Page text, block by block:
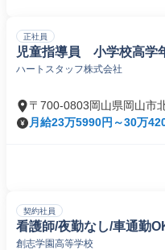
正社員
児童指導員 小学校高学
ハートスタッフ株式会社
〒700-0803岡山県岡山市
月給23万5990円～30万
契約社員
看護師/夜勤なし/車通勤
創志学園高等学校